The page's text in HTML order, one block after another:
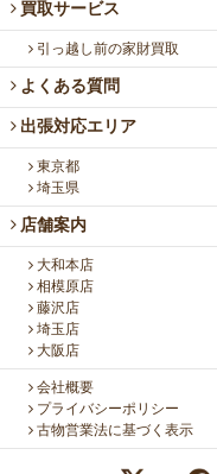
買取サービス
引っ越し前の家財買取
よくある質問
出張対応エリア
東京都
埼玉県
店舗案内
大和本店
相模原店
藤沢店
埼玉店
大阪店
会社概要
プライバシーポリシー
古物営業法に基づく表示